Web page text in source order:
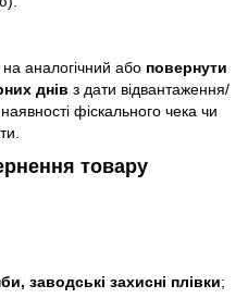
аналогічний або повернути
днів з дати відвантаження/
фіскального чека чи
товару
заводські захисні плівки;